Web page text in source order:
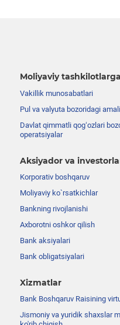
Moliyaviy tashkilotlarga
Vakillik munosabatlari
Pul va valyuta bozoridagi
Davlat qimmatli qog‘ozlari
operatsiyalar
Aksiyador va
Korporativ boshqaruv
Moliyaviy ko`rsatkichlar
Bankning rivojlanishi
Axborotni oshkor qilish
Bank aksiyalari
Bank obligatsiyalari
Xizmatlar
Bank Boshqaruv Raisining
Jismoniy va yuridik shaxslar